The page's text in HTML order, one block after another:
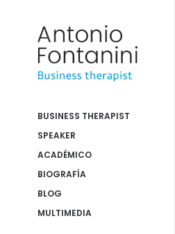
BUSINESS THERAPIST
SPEAKER
ACADÉMICO
BIOGRAFÍA
BLOG
MULTIMEDIA